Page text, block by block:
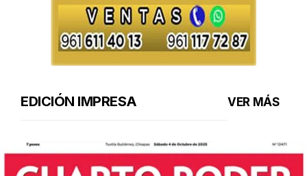
EDICIÓN IMPRESA VER MÁS